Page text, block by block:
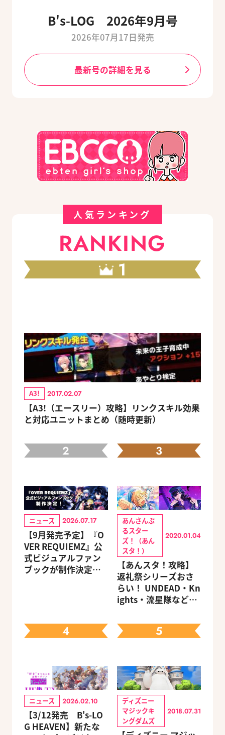
B's-LOG 2026年9月号
2026年07月17日発売
最新号の詳細を見る
人気ランキング
RANKING
1
A3! 2017.02.07
【A3!（エースリー）攻略】リンクスキル効果
と対応ユニットまとめ（随時更新）
2
ニュース 2026.07.17
【9月発売予定】『O
VER REQUIEMZ』公
式ビジュアルファン
ブックが制作決定！
3
あんさんぶ
るスター
ズ！（あん
スタ！）
2020.01.04
【あんスタ！攻略】
返礼祭シリーズおさ
らい！ UNDEAD・Kn
ights・流星隊など、
ェック
4
ニュース 2026.02.10
【3/12発売 B's-LO
G HEAVEN】新たな
5
ディズニー
マジックキ
ングダムズ
2018.07.31